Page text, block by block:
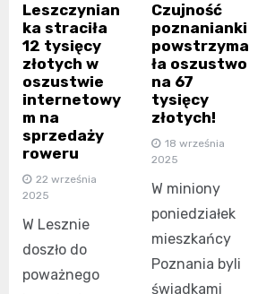
Leszczynian
ka straciła
12 tysięcy
złotych w
oszustwie
internetowy
m na
sprzedaży
roweru
22 września
2025
W Lesznie
doszło do
poważnego
Czujność
poznanianki
powstrzyma
ła oszustwo
na 67
tysięcy
złotych!
18 września
2025
W miniony
poniedziałek
mieszkańcy
Poznania byli
świadkami